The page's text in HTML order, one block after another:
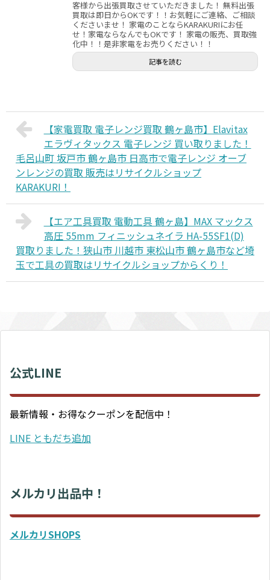
客様から出張買取させていただきました！ 無料出張
買取は即日からOKです！！お気軽にご連絡、ご相談
くださいませ！ 家電のことならKARAKURIにお任
せ！家電ならなんでもOKです！ 家電の販売、買取強
化中！！是非家電をお売りください！！
記事を読む
【家電買取 電子レンジ買取 鶴ヶ島市】Elavitax
エラヴィタックス 電子レンジ 買い取りました！
毛呂山町 坂戸市 鶴ヶ島市 日高市で電子レンジ オーブ
ンレンジの買取 販売はリサイクルショップ
KARAKURI！
【エア工具買取 電動工具 鶴ヶ島】MAX マックス
高圧 55mm フィニッシュネイラ HA-55SF1(D)
買取りました！狭山市 川越市 東松山市 鶴ヶ島市など埼
玉で工具の買取はリサイクルショップからくり！
公式LINE
最新情報・お得なクーポンを配信中！
LINE ともだち追加
メルカリ出品中！
メルカリSHOPS